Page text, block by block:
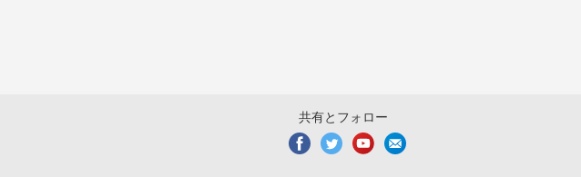
共有とフォロー